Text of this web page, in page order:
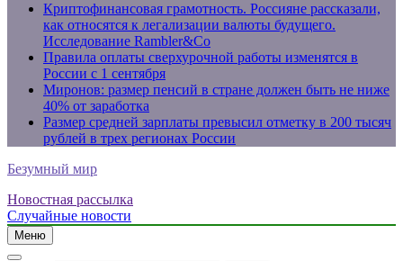
Криптофинансовая грамотность. Россияне рассказали,
как относятся к легализации валюты будущего.
Исследование Rambler&Co
Правила оплаты сверхурочной работы изменятся в
России с 1 сентября
Миронов: размер пенсий в стране должен быть не ниже
40% от заработка
Размер средней зарплаты превысил отметку в 200 тысяч
рублей в трех регионах России
Безумный мир
Новостная рассылка
Случайные новости
Меню